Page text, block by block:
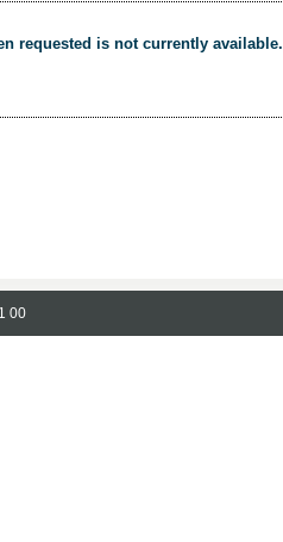
requested is not currently available.
00